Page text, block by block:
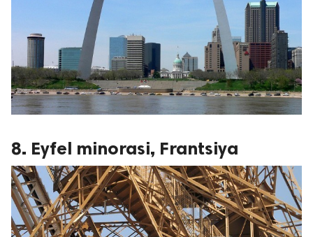
8. Eyfel minorasi, Frantsiya